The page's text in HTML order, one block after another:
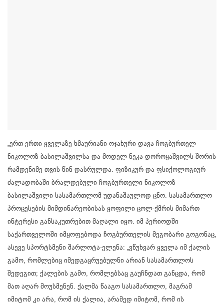
„ერთ-ერთი ყველაზე ხმაურიანი ოჯახური დავა ჩოგბურთელ
ნიკოლოზ ბასილაშვილსა და მოდელ ნეკა დოროყაშვილს შორის
რამდენიმე თვის წინ დასრულდა. ფიზიკურ და ფსიქოლოგიურ
ძალადობაში ბრალდებული ჩოგბურთელი ნიკოლოზ
ბასილაშვილი სასამართლომ უდანაშაულოდ ცნო. სასამართლო
პროცესების მიმდინარეობისას ყოფილი ცოლ-ქმრის მიმართ
ინტერესი განსაკუთრებით მაღალი იყო. იმ პერიოდში
საქართველოში იმყოფებოდა ჩოგბურთელის მეგობარი გოგონაც,
ასევე სპორტსმენი შარლოტა-ელენა: „ვწუხვარ ყველა იმ ქალის
გამო, რომლებიც იმედგაცრუებულნი არიან სასამართლოს
შედეგით; ქალების გამო, რომლებსაც გაუჩნდათ განცდა, რომ
მათ აღარ მოუსმენენ. ქალმა წააგო სასამართლო, მაგრამ
იმიტომ კი არა, რომ ის ქალია, არამედ იმიტომ, რომ ის